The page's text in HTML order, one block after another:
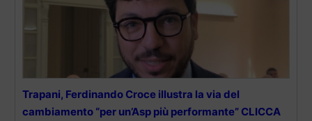
Trapani, Ferdinando Croce illustra la via del
cambiamento “per un’Asp più performante” CLICCA